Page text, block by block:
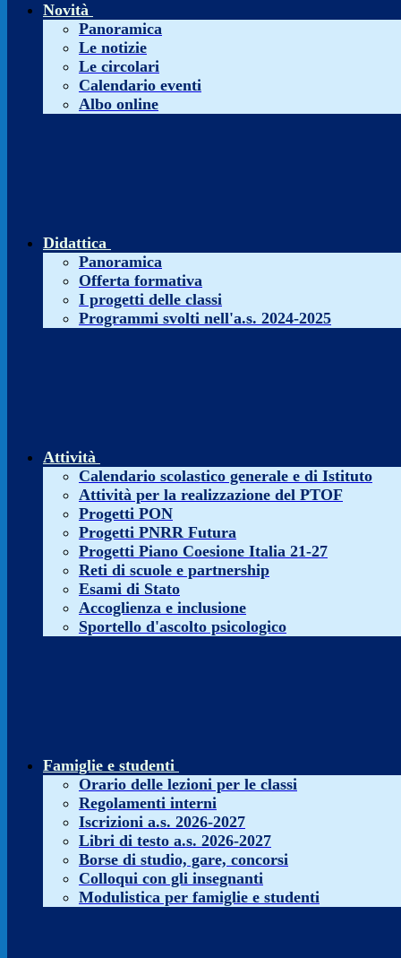
Novità
Panoramica
Le notizie
Le circolari
Calendario eventi
Albo online
Didattica
Panoramica
Offerta formativa
I progetti delle classi
Programmi svolti nell'a.s. 2024-2025
Attività
Calendario scolastico generale e di Istituto
Attività per la realizzazione del PTOF
Progetti PON
Progetti PNRR Futura
Progetti Piano Coesione Italia 21-27
Reti di scuole e partnership
Esami di Stato
Accoglienza e inclusione
Sportello d'ascolto psicologico
Famiglie e studenti
Orario delle lezioni per le classi
Regolamenti interni
Iscrizioni a.s. 2026-2027
Libri di testo a.s. 2026-2027
Borse di studio, gare, concorsi
Colloqui con gli insegnanti
Modulistica per famiglie e studenti